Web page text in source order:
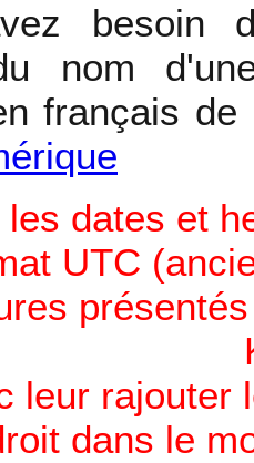
besoin
nom
français
dates et
UTC
leur rajouter
dans le